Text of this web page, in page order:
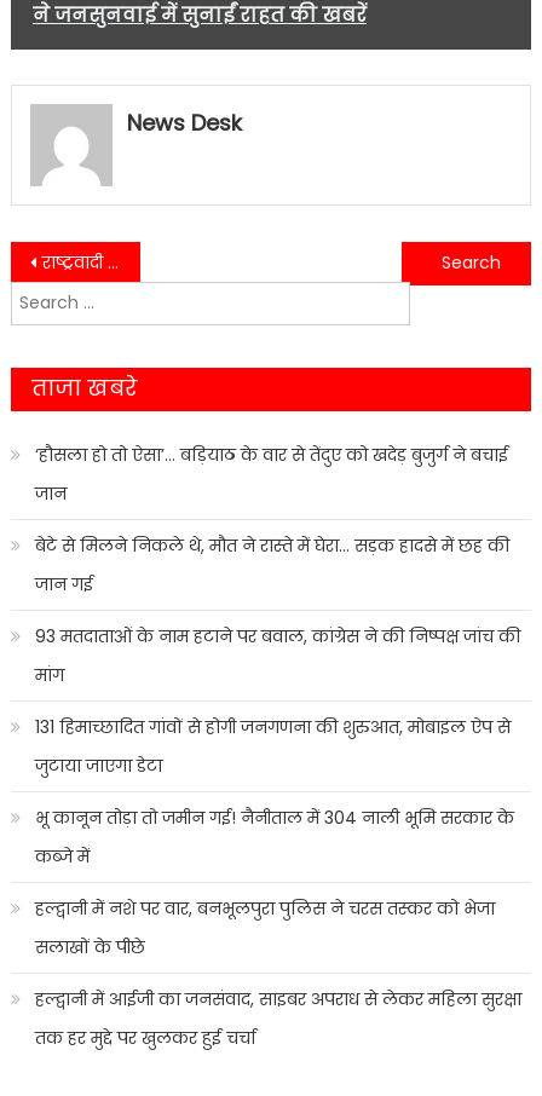
ने जनसुनवाई में सुनाईं राहत की खबरें
News Desk
Post
navigation
राष्ट्रवादी रीजनल पार्टी ने की उद्यान मंत्री के इस्तीफा की मांग….
भू कानून की मांग को लेकर ऋषिकेश शहर में रैली निकाल तहसील में प्रदर्शन किया…..
Search
for:
ताजा खबरे
‘हौसला हो तो ऐसा’… बड़ियाठ के वार से तेंदुए को खदेड़ बुजुर्ग ने बचाई
जान
बेटे से मिलने निकले थे, मौत ने रास्ते में घेरा… सड़क हादसे में छह की
जान गई
93 मतदाताओं के नाम हटाने पर बवाल, कांग्रेस ने की निष्पक्ष जांच की
मांग
131 हिमाच्छादित गांवों से होगी जनगणना की शुरुआत, मोबाइल ऐप से
जुटाया जाएगा डेटा
भू कानून तोड़ा तो जमीन गई! नैनीताल में 304 नाली भूमि सरकार के
कब्जे में
हल्द्वानी में नशे पर वार, बनभूलपुरा पुलिस ने चरस तस्कर को भेजा
सलाखों के पीछे
हल्द्वानी में आईजी का जनसंवाद, साइबर अपराध से लेकर महिला सुरक्षा
तक हर मुद्दे पर खुलकर हुई चर्चा